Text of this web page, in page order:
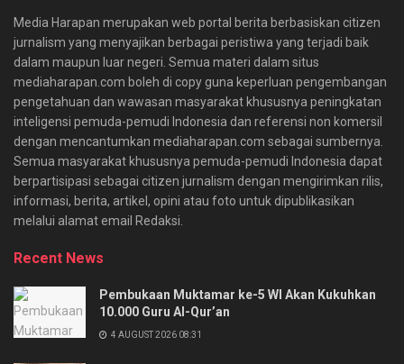
Media Harapan merupakan web portal berita berbasiskan citizen
jurnalism yang menyajikan berbagai peristiwa yang terjadi baik
dalam maupun luar negeri. Semua materi dalam situs
mediaharapan.com boleh di copy guna keperluan pengembangan
pengetahuan dan wawasan masyarakat khususnya peningkatan
inteligensi pemuda-pemudi Indonesia dan referensi non komersil
dengan mencantumkan mediaharapan.com sebagai sumbernya.
Semua masyarakat khususnya pemuda-pemudi Indonesia dapat
berpartisipasi sebagai citizen jurnalism dengan mengirimkan rilis,
informasi, berita, artikel, opini atau foto untuk dipublikasikan
melalui alamat email Redaksi.
Recent News
Pembukaan Muktamar ke-5 WI Akan Kukuhkan
10.000 Guru Al-Qur’an
4 AUGUST 2026 08:31